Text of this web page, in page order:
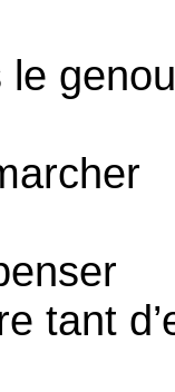
le genou
tant